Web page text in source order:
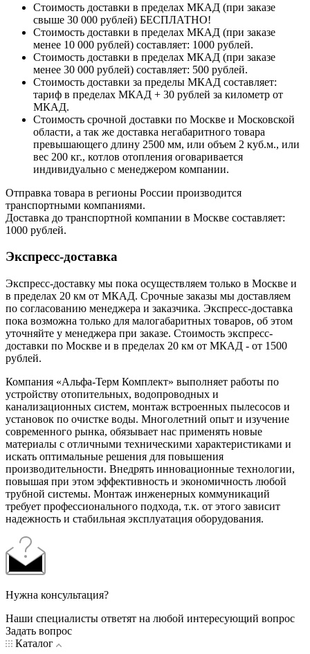
Стоимость доставки в пределах МКАД (при заказе
свыше 30 000 рублей) БЕСПЛАТНО!
Стоимость доставки в пределах МКАД (при заказе
менее 10 000 рублей) составляет: 1000 рублей.
Стоимость доставки в пределах МКАД (при заказе
менее 30 000 рублей) составляет: 500 рублей.
Стоимость доставки за пределы МКАД составляет:
тариф в пределах МКАД + 30 рублей за километр от
МКАД.
Стоимость срочной доставки по Москве и Московской
области, а так же доставка негабаритного товара
превышающего длину 2500 мм, или объем 2 куб.м., или
вес 200 кг., котлов отопления оговаривается
индивидуально с менеджером компании.
Отправка товара в регионы России производится
транспортными компаниями.
Доставка до транспортной компании в Москве составляет:
1000 рублей.
Экспресс-доставка
Экспресс-доставку мы пока осуществляем только в Москве и
в пределах 20 км от МКАД. Срочные заказы мы доставляем
по согласованию менеджера и заказчика. Экспресс-доставка
пока возможна только для малогабаритных товаров, об этом
уточняйте у менеджера при заказе. Стоимость экспресс-
доставки по Москве и в пределах 20 км от МКАД - от 1500
рублей.
Компания «Альфа-Терм Комплект» выполняет работы по
устройству отопительных, водопроводных и
канализационных систем, монтаж встроенных пылесосов и
установок по очистке воды. Многолетний опыт и изучение
современного рынка, обязывает нас применять новые
материалы с отличными техническими характеристиками и
искать оптимальные решения для повышения
производительности. Внедрять инновационные технологии,
повышая при этом эффективность и экономичность любой
трубной системы. Монтаж инженерных коммуникаций
требует профессионального подхода, т.к. от этого зависит
надежность и стабильная эксплуатация оборудования.
Нужна консультация?
Наши специалисты ответят на любой интересующий вопрос
Задать вопрос
Каталог